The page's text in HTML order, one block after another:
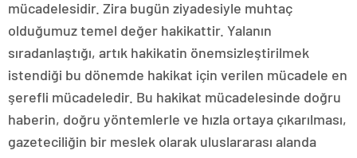
mücadelesidir. Zira bugün ziyadesiyle muhtaç
olduğumuz temel değer hakikattir. Yalanın
sıradanlaştığı, artık hakikatin önemsizleştirilmek
istendiği bu dönemde hakikat için verilen mücadele en
şerefli mücadeledir. Bu hakikat mücadelesinde doğru
haberin, doğru yöntemlerle ve hızla ortaya çıkarılması,
gazeteciliğin bir meslek olarak uluslararası alanda